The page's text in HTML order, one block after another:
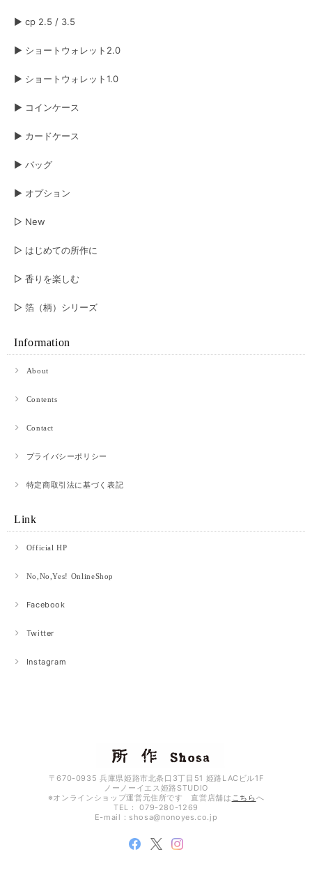
▶︎ cp 2.5 / 3.5
▶︎ ショートウォレット2.0
▶︎ ショートウォレット1.0
▶︎ コインケース
▶︎ カードケース
▶︎ バッグ
▶︎ オプション
▷ New
▷ はじめての所作に
▷ 香りを楽しむ
▷ 箔（柄）シリーズ
Information
About
Contents
Contact
プライバシーポリシー
特定商取引法に基づく表記
Link
Official HP
No,No,Yes! OnlineShop
Facebook
Twitter
Instagram
〒670-0935 兵庫県姫路市北条口3丁目51 姫路LACビル1F
ノーノーイエス姫路STUDIO
※オンラインショップ運営元住所です 直営店舗は こちらへ
TEL： 079-280-1269
E-mail： shosa@nonoyes.co.jp